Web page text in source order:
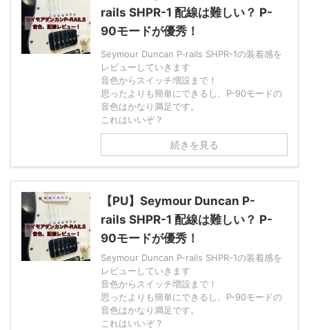
rails SHPR-1 配線は難しい？ P-
90モードが優秀！
Seymour Duncan P-rails SHPR-1の装着感を
レビューしていきます
音色からスイッチ増設まで！
思ったよりも簡単にできるし、P-90モードの
音色はかなり満足です。
これはいいぞ？
続きを見る
【PU】Seymour Duncan P-
rails SHPR-1 配線は難しい？ P-
90モードが優秀！
Seymour Duncan P-rails SHPR-1の装着感を
レビューしていきます
音色からスイッチ増設まで！
思ったよりも簡単にできるし、P-90モードの
音色はかなり満足です。
これはいいぞ？